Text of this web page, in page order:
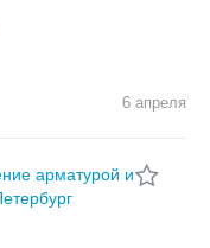
6 апреля